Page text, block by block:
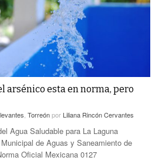
GALLITO
GREM
arsénico esta en norma, pero
Torreónpor Liliana Rincón Cervantes
Agua Saludable para La Laguna
de Aguas y Saneamiento de
Oficial Mexicana 0127